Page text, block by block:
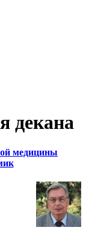
декана
медицины